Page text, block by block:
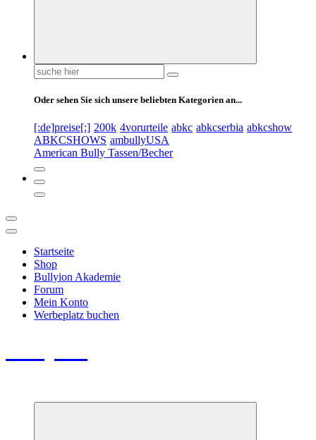
Suchen
nach:
Oder sehen Sie sich unsere beliebten Kategorien an...
[:de]preise[:] 200k 4vorurteile abkc abkcserbia abkcshow
ABKCSHOWS ambullyUSA
American Bully Tassen/Becher
Startseite
Shop
Bullyion Akademie
Forum
Mein Konto
Werbeplatz buchen